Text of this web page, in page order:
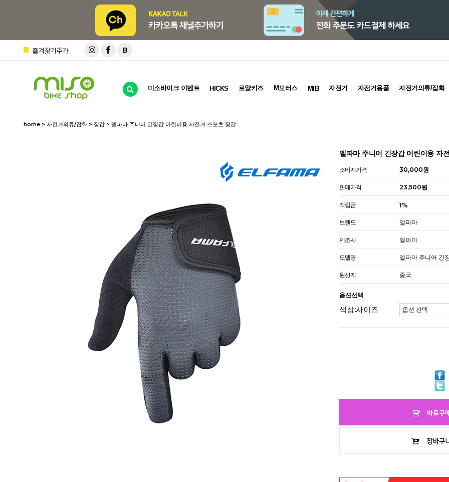
즐겨찾기추가 B
미소바이크 이벤트 HICKS 로얄키즈 M모터스 MIB 자전거 자전거용품 자전거의류/잡화
home > 자전거의류/잡화 > 장갑 > 엘파마 주니어 긴장갑 어린이용 자전거 스포츠 장갑
엘파마 주니어 긴장갑 어린이용 자
소비자가격 30,000원
판매가격 23,500원
적립금 1%
브랜드 엘파마
제조사 엘파마
모델명 엘파마 주니어 긴
원산지 중국
옵션선택
색상:사이즈